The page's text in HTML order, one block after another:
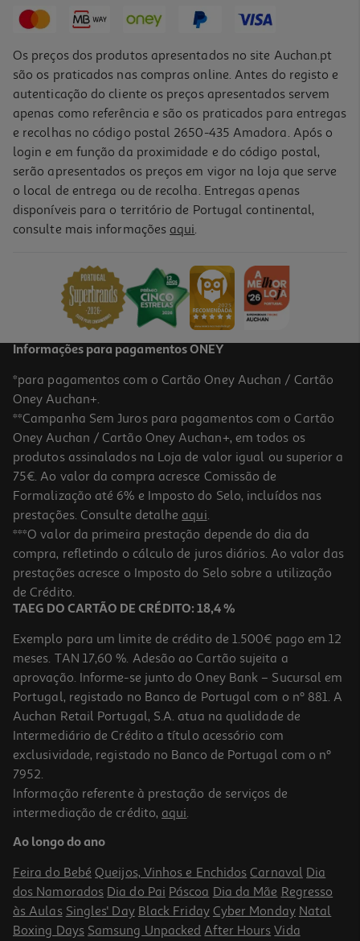
4.8
Concentrado Iluminador Nuxe Prodigieuse Hyalu Boost 30ml
38,50 €
4.7
Stick Olhos Nuxe Prodigieuse Hyalu Boost 5gr
27.5 €/un
27,50 €
4.6
Óleo Nuxe Prodigieuse Mini 30ml
431.67 €/Lt
12,95 €
Os preços dos produtos apresentados no site Auchan.pt
são os praticados nas compras online. Antes do registo e
autenticação do cliente os preços apresentados servem
apenas como referência e são os praticados para entregas
e recolhas no código postal 2650-435 Amadora. Após o
login e em função da proximidade e do código postal,
serão apresentados os preços em vigor na loja que serve
o local de entrega ou de recolha. Entregas apenas
disponíveis para o território de Portugal continental,
consulte mais informações aqui.
Informações para pagamentos ONEY
*para pagamentos com o Cartão Oney Auchan / Cartão
Oney Auchan+.
**Campanha Sem Juros para pagamentos com o Cartão
Oney Auchan / Cartão Oney Auchan+, em todos os
produtos assinalados na Loja de valor igual ou superior a
75€. Ao valor da compra acresce Comissão de
Formalização até 6% e Imposto do Selo, incluídos nas
prestações. Consulte detalhe aqui.
***O valor da primeira prestação depende do dia da
compra, refletindo o cálculo de juros diários. Ao valor das
prestações acresce o Imposto do Selo sobre a utilização
de Crédito.
TAEG DO CARTÃO DE CRÉDITO: 18,4 %
Exemplo para um limite de crédito de 1.500€ pago em 12
meses. TAN 17,60 %. Adesão ao Cartão sujeita a
aprovação. Informe-se junto do Oney Bank – Sucursal em
Portugal, registado no Banco de Portugal com o nº 881. A
Auchan Retail Portugal, S.A. atua na qualidade de
Intermediário de Crédito a título acessório com
exclusividade, registado no Banco de Portugal com o nº
7952.
Informação referente à prestação de serviços de
intermediação de crédito, aqui.
Ao longo do ano
Feira do Bebé Queijos, Vinhos e Enchidos Carnaval Dia
dos Namorados Dia do Pai Páscoa Dia da Mãe Regresso
às Aulas Singles' Day Black Friday Cyber Monday Natal
Boxing Days Samsung Unpacked After Hours Vida